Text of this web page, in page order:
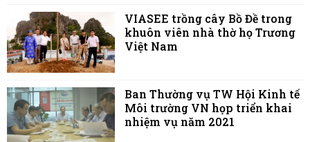
VIASEE trồng cây Bồ Đề trong
khuôn viên nhà thờ họ Trương
Việt Nam
Ban Thường vụ TW Hội Kinh tế
Môi trường VN họp triển khai
nhiệm vụ năm 2021